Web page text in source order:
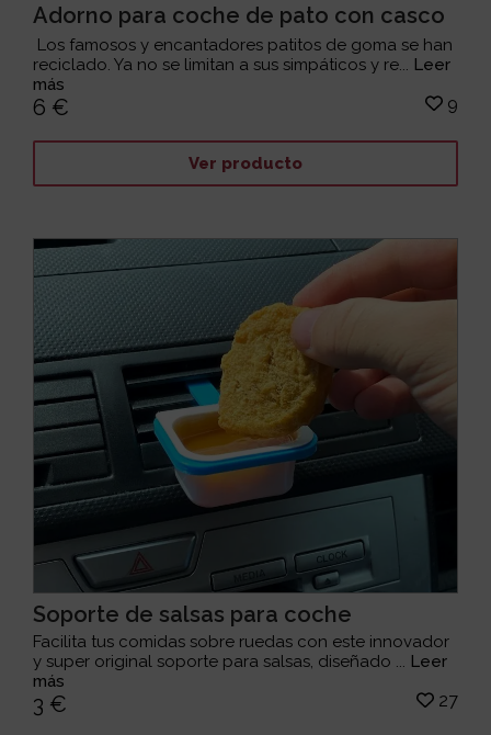
Adorno para coche de pato con casco
Los famosos y encantadores patitos de goma se han
reciclado. Ya no se limitan a sus simpáticos y re... Leer
más
6 € 9
Ver producto
Soporte de salsas para coche
Facilita tus comidas sobre ruedas con este innovador
y super original soporte para salsas, diseñado ... Leer
más
3 € 27